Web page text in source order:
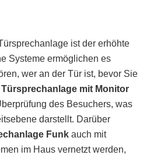
ist der erhöhte
Systeme ermöglichen es
wer an der Tür ist, bevor Sie
Türsprechanlage mit Monitor
des Besuchers, was
darstellt. Darüber
Funk auch mit
im Haus vernetzt werden,